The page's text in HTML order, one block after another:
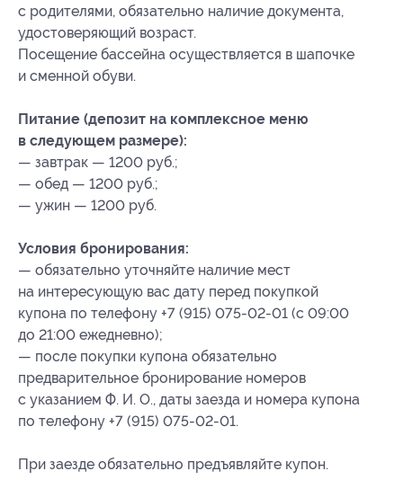
с родителями, обязательно наличие документа,
удостоверяющий возраст.
Посещение бассейна осуществляется в шапочке
и сменной обуви.
Питание (депозит на комплексное меню
в следующем размере):
— завтрак — 1200 руб.;
— обед — 1200 руб.;
— ужин — 1200 руб.
Условия бронирования:
— обязательно уточняйте наличие мест
на интересующую вас дату перед покупкой
купона по телефону +7 (915) 075-02-01 (с 09:00
до 21:00 ежедневно);
— после покупки купона обязательно
предварительное бронирование номеров
с указанием Ф. И. О., даты заезда и номера купона
по телефону +7 (915) 075-02-01.
При заезде обязательно предъявляйте купон.